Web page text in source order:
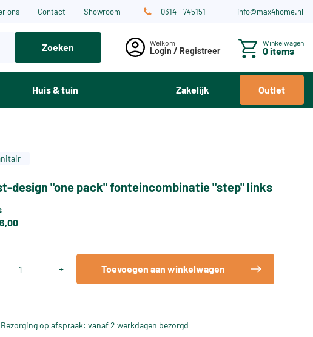
ons Contact Showroom 0314 - 745151 info@max4home.nl
Zoeken Login / Registreer
Winkelwagen
0 items
Huis & tuin Zakelijk Outlet
design "one pack" fonteincombinatie "step" links
+ Toevoegen aan winkelwagen
Bezorging op afspraak: vanaf 2 werkdagen bezorgd